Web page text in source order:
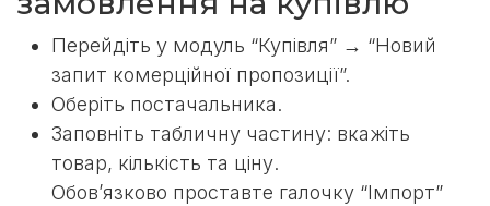
Перейдіть у модуль “Купівля” → “Новий
запит комерційної пропозиції”.
Оберіть постачальника.
Заповніть табличну частину: вкажіть
товар, кількість та ціну.
Обов’язково проставте галочку “Імпорт”